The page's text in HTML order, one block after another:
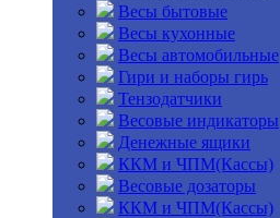
Весы бытовые
Весы кухонные
Весы автомобильные
Гири и наборы гирь
Тензодатчики
Весовые индикаторы
Денежные ящики
ККМ и ЧПМ(Кассы)
Весовые дозаторы
ККМ и ЧПМ(Кассы)